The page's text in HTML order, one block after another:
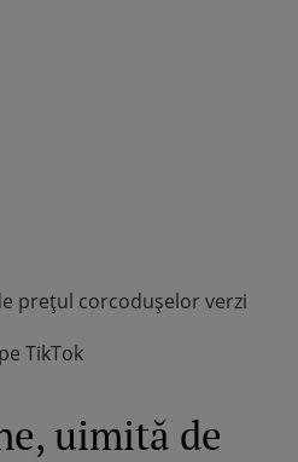
prețul corcodușelor verzi
TikTok
uimită de